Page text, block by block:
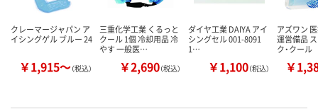
クレーマージャパン ア
イシングゲル ブルー 24
￥1,915～（税込）
三重化学工業 くるっと
クール 1個 冷却用品 冷
やす 一般医…
￥2,690（税込）
ダイヤ工業 DAIYA アイ
シングセル 001-8091
1…
￥1,100（税込）
アズワン
運営備品
ク・クール
￥